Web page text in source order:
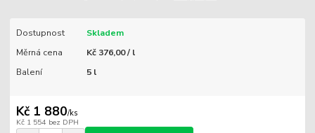
Dostupnost
Skladem
Měrná cena
Kč 376,00 / l
Balení
5 l
Kč 1 880/ks
Kč 1 554 bez DPH